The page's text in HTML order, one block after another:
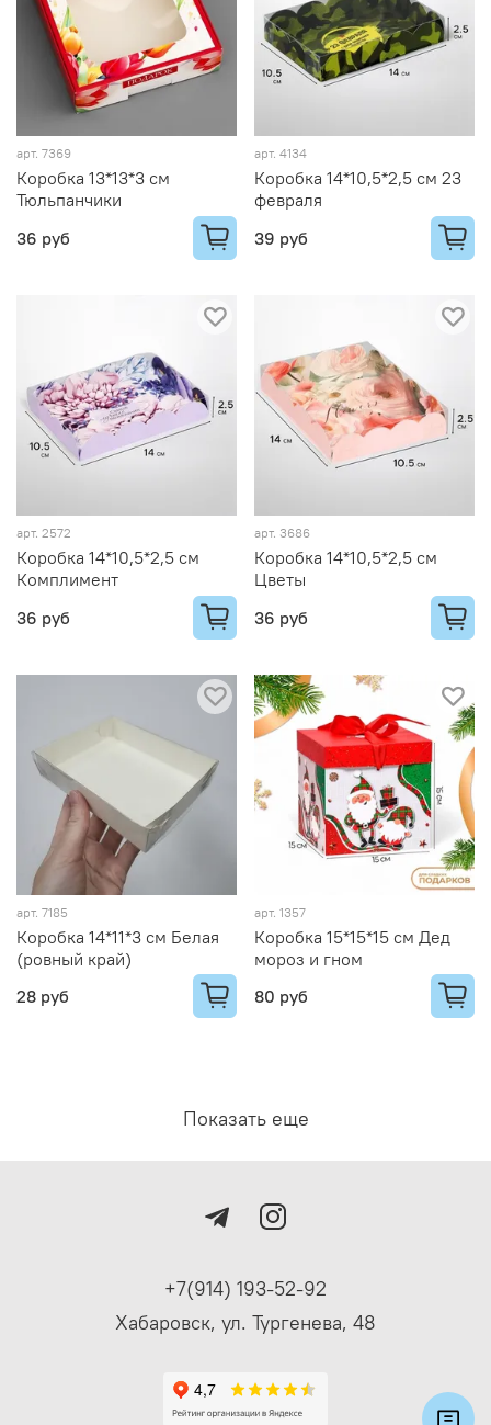
арт. 7369
Коробка 13*13*3 см
Тюльпанчики
36 руб
арт. 4134
Коробка 14*10,5*2,5 см 23
февраля
39 руб
арт. 2572
Коробка 14*10,5*2,5 см
Комплимент
36 руб
арт. 3686
Коробка 14*10,5*2,5 см
Цветы
36 руб
арт. 7185
Коробка 14*11*3 см Белая
(ровный край)
28 руб
арт. 1357
Коробка 15*15*15 см Дед
мороз и гном
80 руб
Показать еще
+7(914) 193-52-92
Хабаровск, ул. Тургенева, 48